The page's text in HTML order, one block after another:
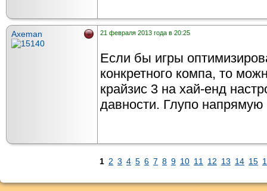
Axeman 21 февраля 2013 года в 20:25
Если бы игры
конкретного компа, то
крайзис 3 на хай-енд
давности. Глупо напрямую
1 2 3 4 5 6 7 8 9 10 11 12 13 14 15